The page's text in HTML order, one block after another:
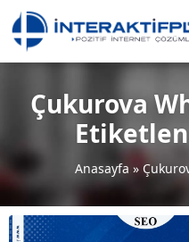
Çukurova
Anasayfa »